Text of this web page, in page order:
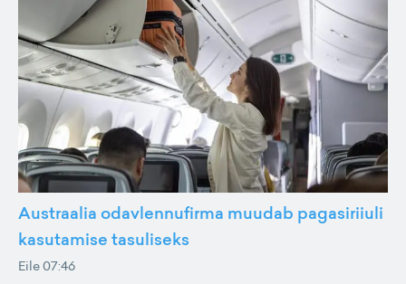
Austraalia odavlennufirma muudab pagasiriiuli
kasutamise tasuliseks
Eile 07:46